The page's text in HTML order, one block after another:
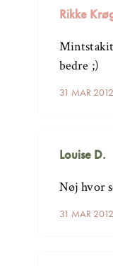
Rikke
31 MAR
bedre ;)
Louise D.
31 MAR
Nøj hvor